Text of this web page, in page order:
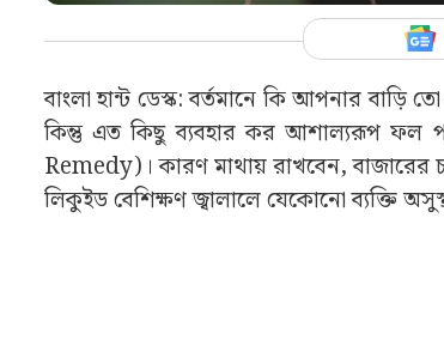
বাংলা হান্ট ডেস্ক: বর্তমানে কি আপনার
কিন্তু এত কিছু ব্যবহার কর আশাল্যরূপ ফল
Remedy)। কারণ মাথায় রাখবেন, বাজারের
লিকুইড বেশিক্ষণ জ্বালালে যেকোনো ব্যক্তি